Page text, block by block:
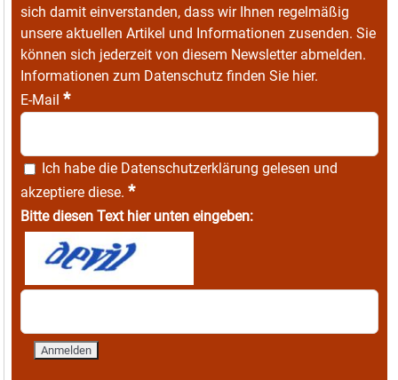
sich damit einverstanden, dass wir Ihnen regelmäßig
unsere aktuellen Artikel und Informationen zusenden. Sie
können sich jederzeit von diesem Newsletter abmelden.
Informationen zum Datenschutz finden Sie hier.
E-Mail *
Ich habe die Datenschutzerklärung gelesen und
akzeptiere diese. *
Bitte diesen Text hier unten eingeben: